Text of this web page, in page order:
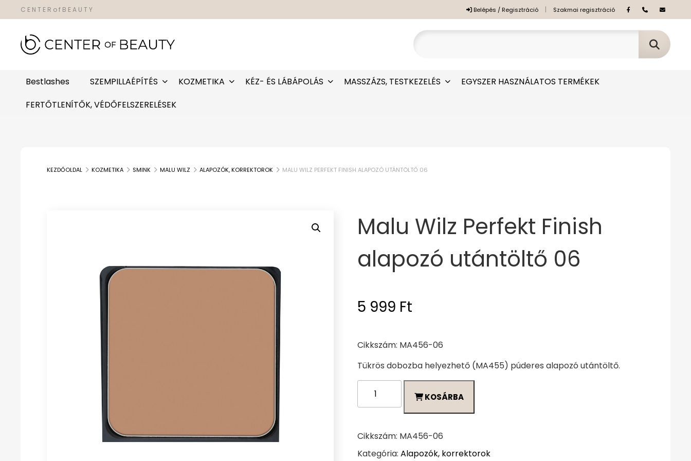
C E N T E R o f B E A U T Y Belépés / Regisztráció | Szakmai regisztráció
Bestlashes SZEMPILLAÉPÍTÉS KOZMETIKA KÉZ- ÉS LÁBÁPOLÁS MASSZÁZS, TESTKEZELÉS
EGYSZER HASZNÁLATOS TERMÉKEK
FERTŐTLENÍTŐK, VÉDŐFELSZERELÉSEK
KEZDŐOLDAL KOZMETIKA SMINK MALU WILZ ALAPOZÓK, KORREKTOROK MALU WILZ PERFEKT FINISH ALAPOZÓ UTÁNTÖLTŐ 06
Malu Wilz Perfekt Finish
alapozó utántöltő 06
5 999 Ft
Cikkszám: MA456-06
Tükrös dobozba helyezhető (MA455) púderes alapozó utántöltő.
Perfekt
alapozó
utántöltő
KOSÁRBA
Cikkszám: MA456-06
Kategória:Alapozók, korrektorok